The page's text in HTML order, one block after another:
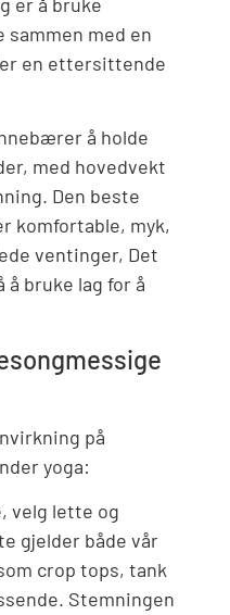
sammen med en
en ettersittende
å holde
med hovedvekt
Den beste
komfortable, myk,
ventinger, Det
bruke lag for å
på
yoga:
velg lette og
gjelder både vår
crop tops, tank
Stemningen